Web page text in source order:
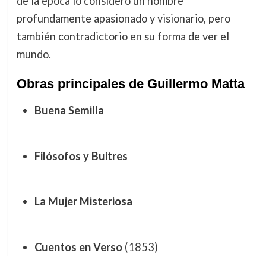
profundamente apasionado y visionario, pero
también contradictorio en su forma de ver el
mundo.
Obras principales de Guillermo Matta
Buena Semilla
Filósofos y Buitres
La Mujer Misteriosa
Cuentos en Verso(1853)